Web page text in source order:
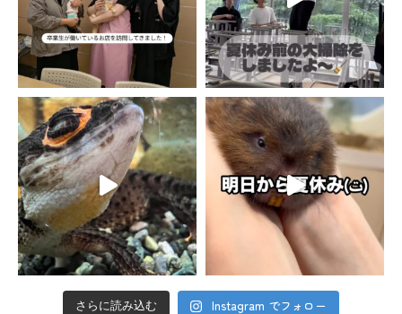
さらに読み込む Instagram でフォロー